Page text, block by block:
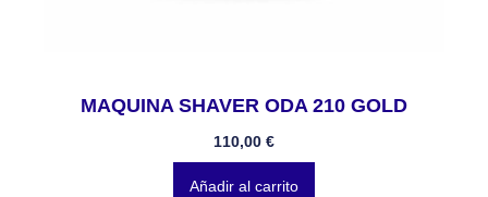
MAQUINA SHAVER ODA 210 GOLD
110,00 €
Añadir al carrito